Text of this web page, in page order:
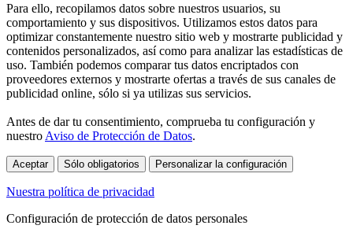
Para ello, recopilamos datos sobre nuestros usuarios, su
comportamiento y sus dispositivos. Utilizamos estos datos para
optimizar constantemente nuestro sitio web y mostrarte publicidad y
contenidos personalizados, así como para analizar las estadísticas de
uso. También podemos comparar tus datos encriptados con
proveedores externos y mostrarte ofertas a través de sus canales de
publicidad online, sólo si ya utilizas sus servicios.
Antes de dar tu consentimiento, comprueba tu configuración y
nuestro Aviso de Protección de Datos.
Aceptar Sólo obligatorios Personalizar la configuración
Nuestra política de privacidad
Configuración de protección de datos personales